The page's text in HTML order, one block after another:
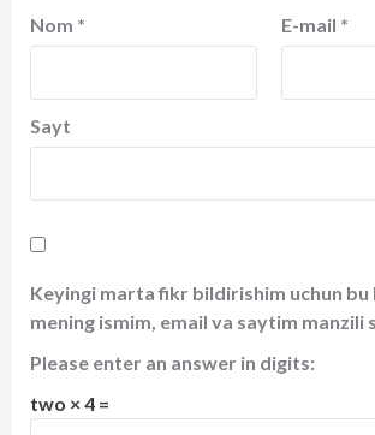
Nom * E-mail *
Sayt
Keyingi marta fikr bildirishim uchun bu
mening ismim, email va saytim manzili
Please enter an answer in digits:
two × 4 =